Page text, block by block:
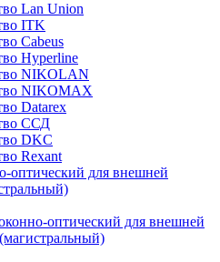
Lan Union
ITK
Cabeus
Hyperline
NIKOLAN
NIKOMAX
Datarex
ССД
DKC
Rexant
оптический для внешней
оптический для внешней